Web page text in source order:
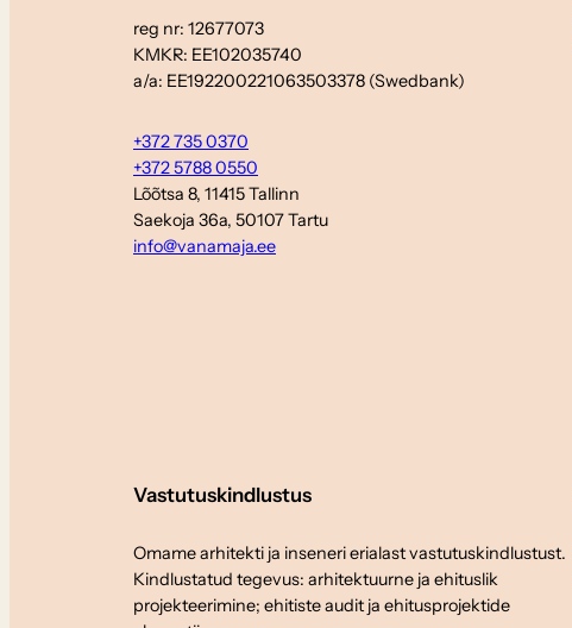
reg nr: 12677073
KMKR: EE102035740
a/a: EE192200221063503378 (Swedbank)
+372 735 0370
+372 5788 0550
Lõõtsa 8, 11415 Tallinn
Saekoja 36a, 50107 Tartu
info@vanamaja.ee
Vastutuskindlustus
Omame arhitekti ja inseneri erialast vastutuskindlustust.
Kindlustatud tegevus: arhitektuurne ja ehituslik
projekteerimine; ehitiste audit ja ehitusprojektide